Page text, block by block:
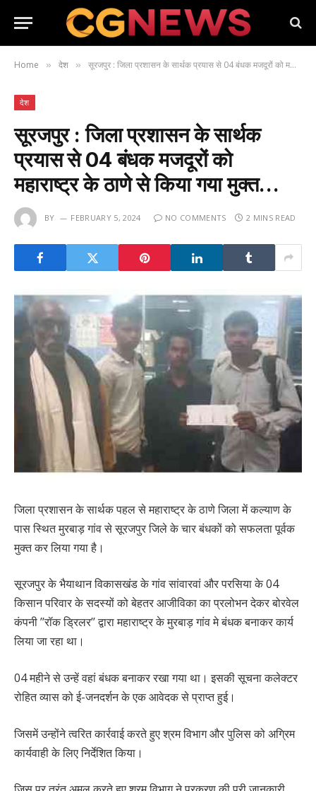
Home » देश » सूरजपुर : जिला प्रशासन के सार्थक प्रयास से 04 बंधक मजदूरों को महाराष्ट्र के ठाणे से किया गया मुक्त…
देश
सूरजपुर : जिला प्रशासन के सार्थक
प्रयास से 04 बंधक मजदूरों को
महाराष्ट्र के ठाणे से किया गया मुक्त…
BY FEBRUARY 5, 2024 NO COMMENTS 2 MINS READ
जिला प्रशासन के सार्थक पहल से महाराष्ट्र के ठाणे जिला में कल्याण के
पास स्थित मुरबाड़ गांव से सूरजपुर जिले के चार बंधकों को सफलता पूर्वक
मुक्त कर लिया गया है।
सूरजपुर के भैयाथान विकासखंड के गांव सांवारवां और परसिया के 04
किसान परिवार के सदस्यों को बेहतर आजीविका का प्रलोभन देकर बोरवेल
कंपनी ’’रॉक ड्रिलर’’ द्वारा महाराष्ट्र के मुरबाड़ गांव मे बंधक बनाकर कार्य
लिया जा रहा था।
04 महीने से उन्हें वहां बंधक बनाकर रखा गया था। इसकी सूचना कलेक्टर
रोहित व्यास को ई-जनदर्शन के एक आवेदक से प्राप्त हुई।
जिसमें उन्होंने त्वरित कार्रवाई करते हुए श्रम विभाग और पुलिस को अग्रिम
कार्यवाही के लिए निर्देशित किया।